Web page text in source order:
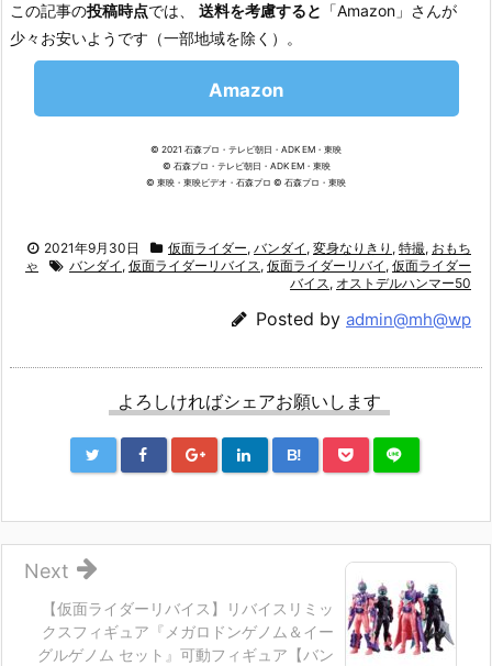
この記事の投稿時点では、 送料を考慮すると 「Amazon」さんが
少々お安いようです（一部地域を除く）。
Amazon
© 2021 石森プロ・テレビ朝日・ADK EM・東映
© 石森プロ・テレビ朝日・ADK EM・東映
© 東映・東映ビデオ・石森プロ © 石森プロ・東映
2021年9月30日 仮面ライダー, バンダイ , 変身なりきり , 特撮, おもち
ゃ
バンダイ , 仮面ライダーリバイス , 仮面ライダーリバイ , 仮面ライダー
バイス , オストデルハンマー50
Posted by admin@mh@wp
よろしければシェアお願いします
B!
【仮面ライダーリバイス】リバイスリミッ
クスフィギュア『メガロドンゲノム＆イー
グルゲノム セット』可動フィギュア【バン
Next